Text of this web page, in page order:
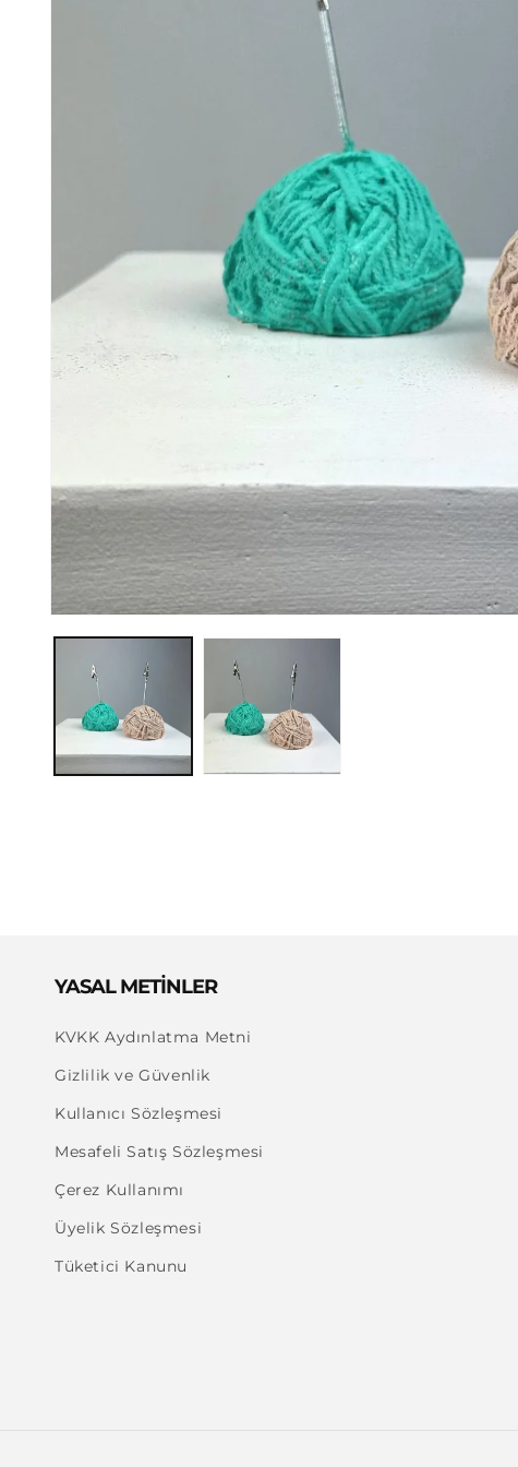
YASAL METİNLER
KVKK Aydınlatma Metni
Gizlilik ve Güvenlik
Kullanıcı Sözleşmesi
Mesafeli Satış Sözleşmesi
Çerez Kullanımı
Üyelik Sözleşmesi
Tüketici Kanunu